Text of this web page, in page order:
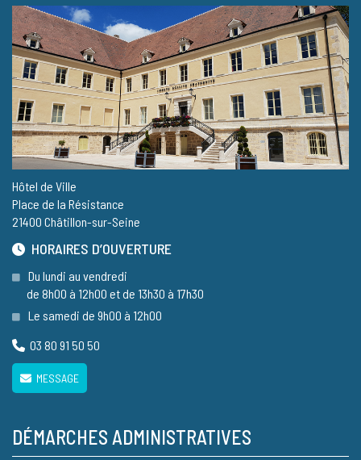
Hôtel de Ville
Place de la Résistance
21400 Châtillon-sur-Seine
HORAIRES D’OUVERTURE
Du lundi au vendredi
de 8h00 à 12h00 et de 13h30 à 17h30
Le samedi de 9h00 à 12h00
03 80 91 50 50
MESSAGE
DÉMARCHES ADMINISTRATIVES